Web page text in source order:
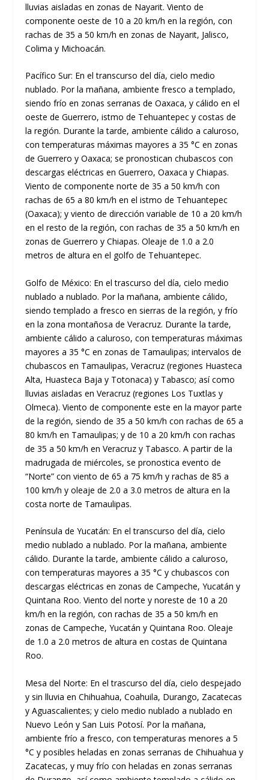
lluvias aisladas en zonas de Nayarit. Viento de
componente oeste de 10 a 20 km/h en la región, con
rachas de 35 a 50 km/h en zonas de Nayarit, Jalisco,
Colima y Michoacán.
Pacífico Sur: En el transcurso del día, cielo medio
nublado. Por la mañana, ambiente fresco a templado,
siendo frío en zonas serranas de Oaxaca, y cálido en el
oeste de Guerrero, istmo de Tehuantepec y costas de
la región. Durante la tarde, ambiente cálido a caluroso,
con temperaturas máximas mayores a 35 °C en zonas
de Guerrero y Oaxaca; se pronostican chubascos con
descargas eléctricas en Guerrero, Oaxaca y Chiapas.
Viento de componente norte de 35 a 50 km/h con
rachas de 65 a 80 km/h en el istmo de Tehuantepec
(Oaxaca); y viento de dirección variable de 10 a 20 km/h
en el resto de la región, con rachas de 35 a 50 km/h en
zonas de Guerrero y Chiapas. Oleaje de 1.0 a 2.0
metros de altura en el golfo de Tehuantepec.
Golfo de México: En el trascurso del día, cielo medio
nublado a nublado. Por la mañana, ambiente cálido,
siendo templado a fresco en sierras de la región, y frío
en la zona montañosa de Veracruz. Durante la tarde,
ambiente cálido a caluroso, con temperaturas máximas
mayores a 35 °C en zonas de Tamaulipas; intervalos de
chubascos en Tamaulipas, Veracruz (regiones Huasteca
Alta, Huasteca Baja y Totonaca) y Tabasco; así como
lluvias aisladas en Veracruz (regiones Los Tuxtlas y
Olmeca). Viento de componente este en la mayor parte
de la región, siendo de 35 a 50 km/h con rachas de 65 a
80 km/h en Tamaulipas; y de 10 a 20 km/h con rachas
de 35 a 50 km/h en Veracruz y Tabasco. A partir de la
madrugada de miércoles, se pronostica evento de
“Norte” con viento de 65 a 75 km/h y rachas de 85 a
100 km/h y oleaje de 2.0 a 3.0 metros de altura en la
costa norte de Tamaulipas.
Península de Yucatán: En el transcurso del día, cielo
medio nublado a nublado. Por la mañana, ambiente
cálido. Durante la tarde, ambiente cálido a caluroso,
con temperaturas mayores a 35 °C y chubascos con
descargas eléctricas en zonas de Campeche, Yucatán y
Quintana Roo. Viento del norte y noreste de 10 a 20
km/h en la región, con rachas de 35 a 50 km/h en
zonas de Campeche, Yucatán y Quintana Roo. Oleaje
de 1.0 a 2.0 metros de altura en costas de Quintana
Roo.
Mesa del Norte: En el trascurso del día, cielo despejado
y sin lluvia en Chihuahua, Coahuila, Durango, Zacatecas
y Aguascalientes; y cielo medio nublado a nublado en
Nuevo León y San Luis Potosí. Por la mañana,
ambiente frío a fresco, con temperaturas menores a 5
°C y posibles heladas en zonas serranas de Chihuahua y
Zacatecas, y muy frío con heladas en zonas serranas